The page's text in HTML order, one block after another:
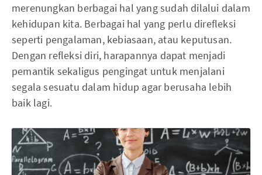
merenungkan berbagai hal yang sudah dilalui dalam
kehidupan kita. Berbagai hal yang perlu direfleksi
seperti pengalaman, kebiasaan, atau keputusan.
Dengan refleksi diri, harapannya dapat menjadi
pemantik sekaligus pengingat untuk menjalani
segala sesuatu dalam hidup agar berusaha lebih
baik lagi.